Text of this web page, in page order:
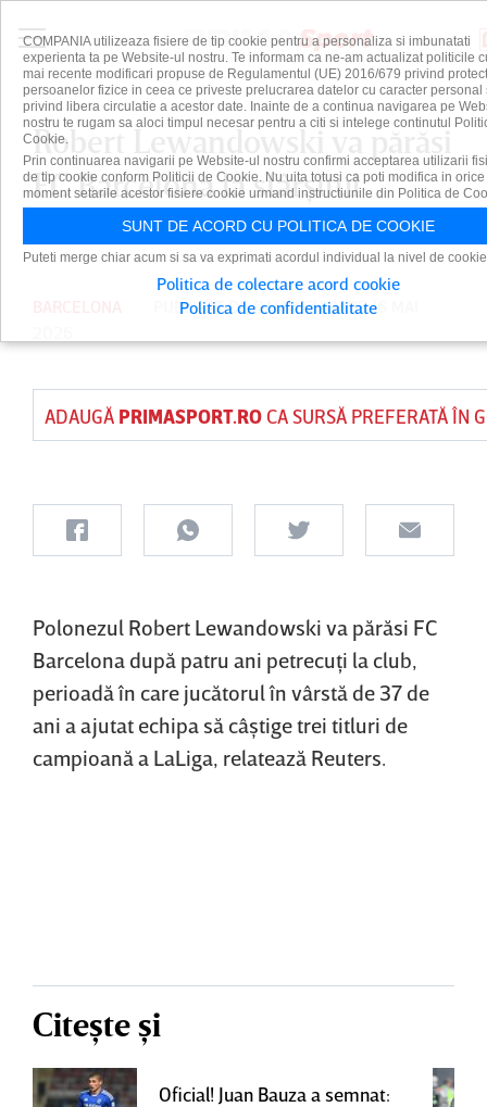
Robert Lewandowski va părăsi
FC Barcelona la sfârşitul
sezonului
PUBLICAT DEDAIAN CUTUPE 16 MAI
ADAUGĂ PRIMASPORT.ROCA SURSĂ PREFERATĂ ÎN
Polonezul Robert Lewandowski va părăsi FC
Barcelona după patru ani petrecuţi la club,
perioadă în care jucătorul în vârstă de 37 de
ani a ajutat echipa să câştige trei titluri de
campioană a LaLiga, relatează Reuters.
Citește și
Oficial! Juan Bauza a semnat:
COMPANIA utilizeaza fisiere de tip cookie pentru a personaliza si imbunatati
experienta ta pe Website-ul nostru. Te informam ca ne-am actualizat politicile
mai recente modificari propuse de Regulamentul (UE) 2016/679 privind
persoanelor fizice in ceea ce priveste prelucrarea datelor cu caracter personal
privind libera circulatie a acestor date. Inainte de a continua navigarea pe
nostru te rugam sa aloci timpul necesar pentru a citi si intelege continutul
Cookie.
Prin continuarea navigarii pe Website-ul nostru confirmi acceptarea utilizarii
de tip cookie conform Politicii de Cookie. Nu uita totusi ca poti modifica in orice
moment setarile acestor fisiere cookie urmand instructiunile din Politica de
SUNT DE ACORD CU POLITICA DE COOKIE
Puteti merge chiar acum si sa va exprimati acordul individual la nivel de
Politica de colectare acord cookie
Politica de confidentialitate